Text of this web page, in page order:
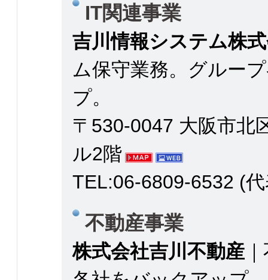
IT関連事業
吉川情報システム株
ム保守業務。グルー
プ。
〒530-0047 大阪市北
ル2階
TEL:06-6809-6532 (
不動産事業
株式会社吉川不動産